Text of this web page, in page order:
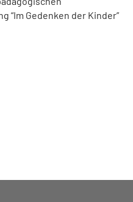
“Im Gedenken der Kinder”